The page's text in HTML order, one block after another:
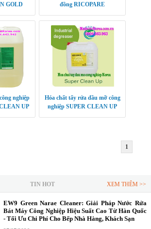
GOLD
đồng RICOPARE
nghiệp
UP
Hóa chất tẩy rửa dầu mỡ công
nghiệp SUPER CLEAN UP
1
TIN HOT XEM THÊM >>
EW9 Green Narae Cleaner: Giải Pháp Nước Rửa
Bát Máy Công Nghiệp Hiệu Suất Cao Từ Hàn Quốc
- Tối Ưu Chi Phí Cho Bếp Nhà Hàng, Khách Sạn